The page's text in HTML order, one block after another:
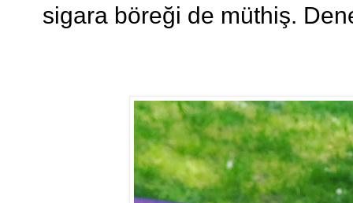
sigara böreği de müthiş.